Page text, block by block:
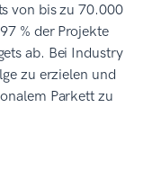
von bis zu 70.000
% der Projekte
ab. Bei Industry
zu erzielen und
Parkett zu